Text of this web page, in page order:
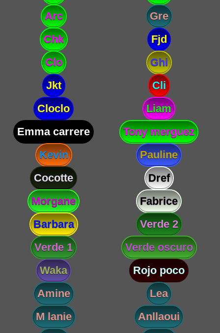
Arc
Gre
Chk
Fjd
Clo
Ghi
Jkt
Cli
Cloclo
Liam
Emma carrere
Tony merguez
Kevin
Pauline
Cocotte
Dref
Morgane
Fabrice
Barbara
Verde 2
Verde 1
Verde oscuro
Waka
Rojo poco
Amine
Lea
M lanie
Anllaoui